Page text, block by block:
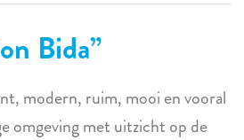
Bida
modern, ruim, mooi en vooral
omgeving met uitzicht op de